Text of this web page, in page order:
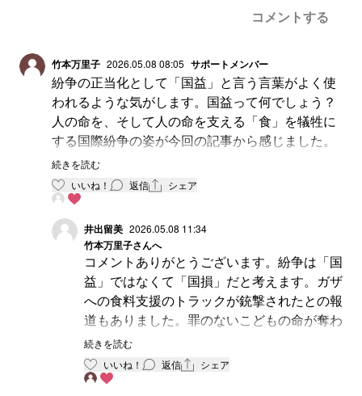
コメントする
竹本万里子 2026.05.08 08:05 サポートメンバー
紛争の正当化として「国益」と言う言葉がよく使
われるような気がします。国益って何でしょう？
人の命を、そして人の命を支える「食」を犠牲に
する国際紛争の姿が今回の記事から感じました。
国をつくっているのはその国に暮らす人びとでは
なかったのか？空っぽの家（国家）に誰が住むと
いうのでしょう。
続きを読む
いいね！
返信 シェア
井出留美 2026.05.08 11:34
竹本万里子さんへ
コメントありがとうございます。紛争は「国
益」ではなくて「国損」だと考えます。ガザ
への食料支援のトラックが銃撃されたとの報
道もありました。罪のないこどもの命が奪わ
れています。この瞬間にでも止めなければな
りません。
続きを読む
いいね！
返信 シェア